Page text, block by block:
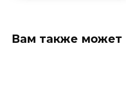
Вам также может